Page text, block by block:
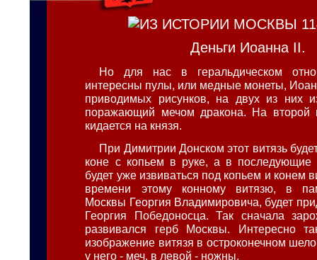
Деньги Иоанна II.
Но для нас в геральдическом
интересны пулы, или медные монеты,
приводимых рисунков, на двух из них
поражающий мечом дракона. На второй
кидается на князя.
При Димитрии Донском этот витязь
коне с копьем в руке, а в последующие
будет уже извиваться под копьем и конем
времени этому конному витязю, в
Москвы Георгия Владимировича, будет
Георгия Победоносца. Так сначала
развивался герб Москвы. Интересно
изображение витязя в остроконечном
у него - меч, в левой - ножны.